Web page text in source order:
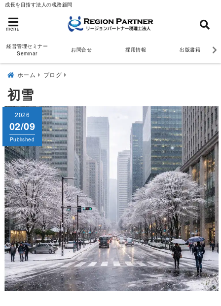
成長を目指す法人の税務顧問
menu
経営管理セミナー
Seminar
お問合せ 採用情報 出版書籍
ホーム ブログ
初雪
2026
02/09
Published